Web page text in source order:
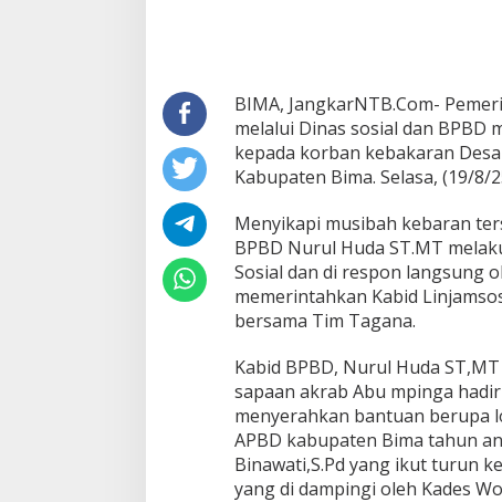
BIMA, JangkarNTB.Com-
melalui Dinas sosial dan
kepada korban kebakaran
Kabupaten Bima. Selasa, (19/8/
Menyikapi musibah kebaran
BPBD Nurul Huda ST.MT
Sosial dan di respon langsung
memerintahkan Kabid
bersama Tim Tagana.
Kabid BPBD, Nurul Huda
sapaan akrab Abu mpinga
menyerahkan bantuan berupa
APBD kabupaten Bima tahun
Binawati,S.Pd yang ikut turun
yang di dampingi oleh Kades